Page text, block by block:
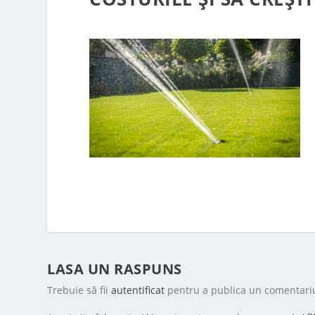
LASA UN RASPUNS
Trebuie să fiiautentificat pentru a publica un